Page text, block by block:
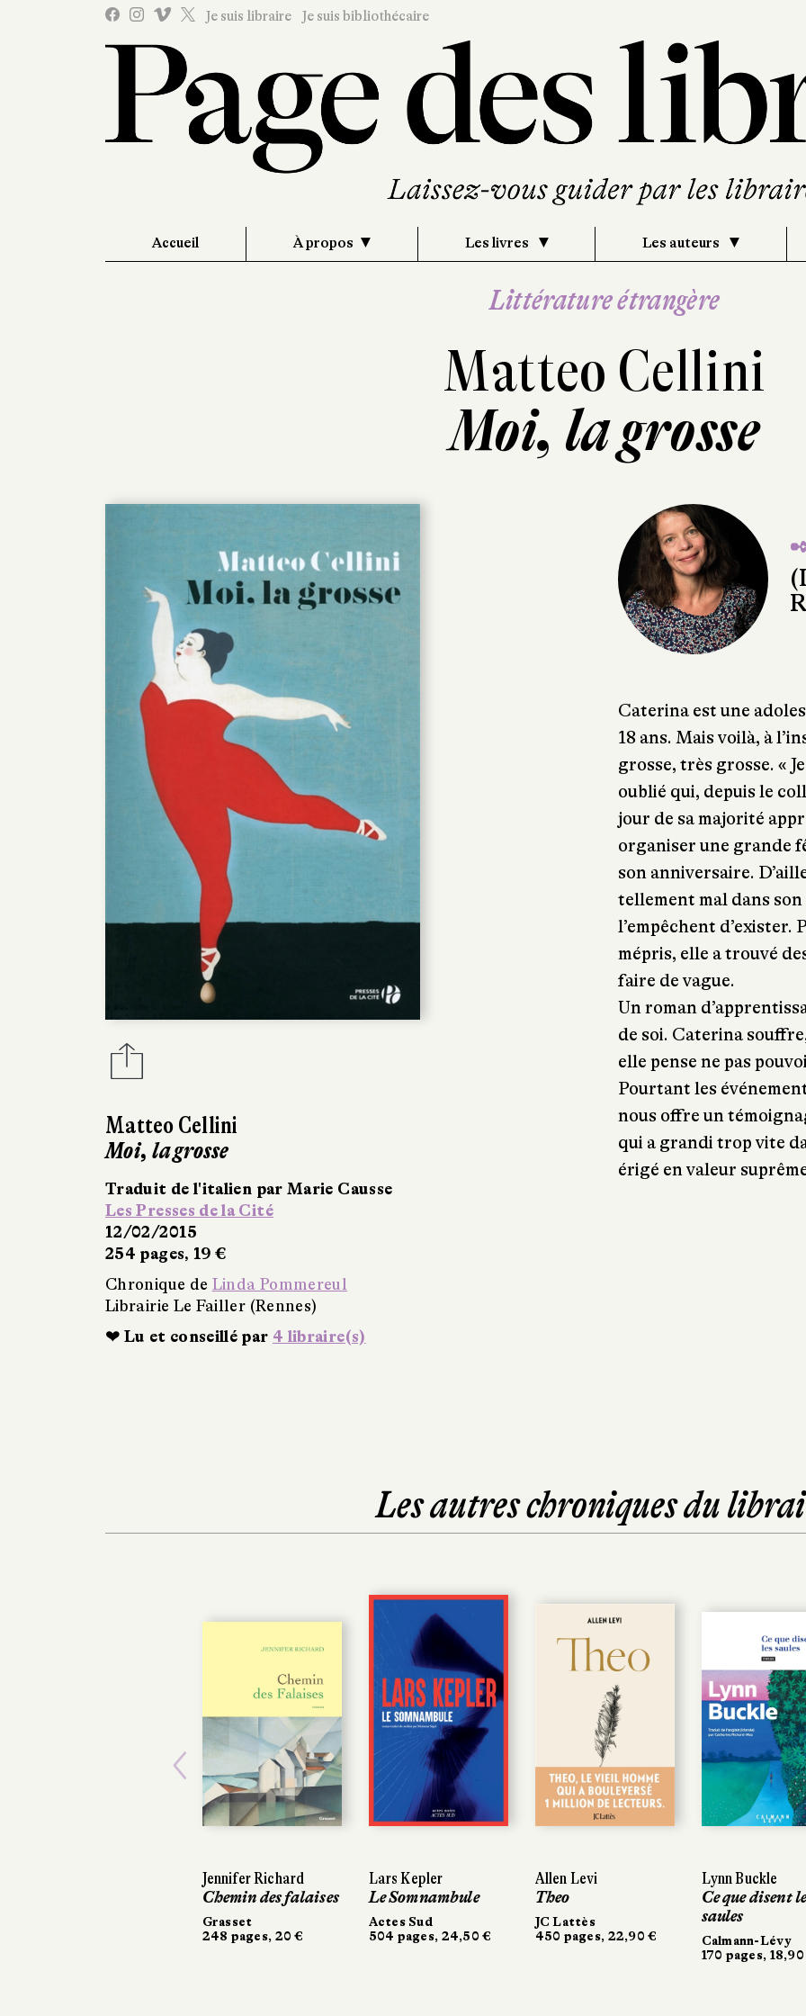
Je suis libraire Je suis bibliothécaire
Accueil À propos Les livres Les auteurs
Littérature étrangère
Matteo Cellini
Moi, la grosse
Matteo Cellini
Moi, la grosse
Traduit de l'italien par Marie Causse
Les Presses de la Cité
12/02/2015
254 pages, 19 €
Chronique de Linda Pommereul
Librairie Le Failler (Rennes)
❤ Lu et conseillé par 4 libraire(s)
Caterina est une
18 ans. Mais voilà, à
grosse, très grosse. «
oublié qui, depuis le
jour de sa majorité
organiser une grande
son anniversaire.
tellement mal dans
l’empêchent d’exister.
mépris, elle a trouvé
faire de vague.
Un roman
de soi. Caterina
elle pense ne pas
Pourtant les
nous offre un
qui a grandi trop vite
érigé en valeur
Les autres chroniques du
Jennifer Richard
Chemin des falaises
Grasset
248 pages, 20 €
Lars Kepler
Le Somnambule
Actes Sud
504 pages, 24,50 €
Allen Levi
Theo
JC Lattès
450 pages, 22,90 €
Lynn Buckle
Ce que disent les
saules
Calmann-Lévy
170 pages, 18,90 €
Lars Kepler
Le Somnambule
Actes Sud
504 pages, 24,50 €
Allen Levi
Theo
JC Lattès
450 pages, 22,90 €
Lynn Buckle
Ce que disent les
saules
Calmann-Lévy
170 pages, 18,90 €
Previous